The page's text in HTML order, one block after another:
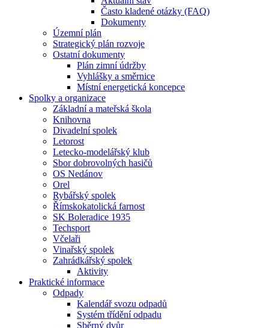
Často kladené otázky (FAQ)
Dokumenty
Územní plán
Strategický plán rozvoje
Ostatní dokumenty
Plán zimní údržby
Vyhlášky a směrnice
Místní energetická koncepce
Spolky a organizace
Základní a mateřská škola
Knihovna
Divadelní spolek
Letorost
Letecko-modelářský klub
Sbor dobrovolných hasičů
OS Nedánov
Orel
Rybářský spolek
Římskokatolická farnost
SK Boleradice 1935
Techsport
Včelaři
Vinařský spolek
Zahrádkářský spolek
Aktivity
Praktické informace
Odpady
Kalendář svozu odpadů
Systém třídění odpadu
Sběrný dvůr